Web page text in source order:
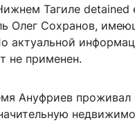
Тагиле detained
Олег Сохранов,
актуальной
не применен.
Ануфриев проживал